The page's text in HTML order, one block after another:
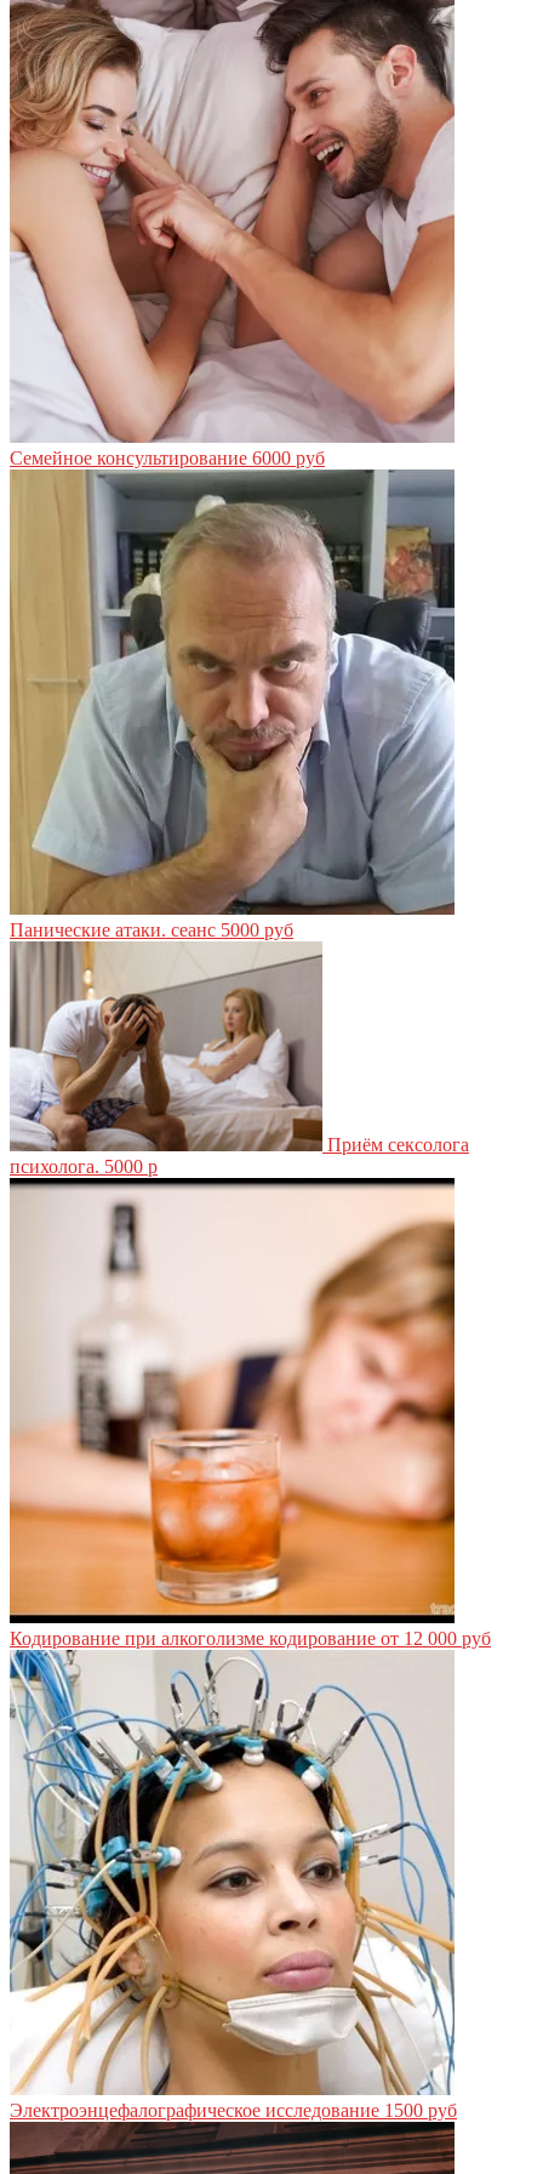
Семейное консультирование 6000 руб
Панические атаки. сеанс 5000 руб
Приём сексолога
психолога. 5000 р
Кодирование при алкоголизме кодирование от 12 000 руб
Электроэнцефалографическое исследование 1500 руб